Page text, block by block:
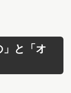
」と「オ